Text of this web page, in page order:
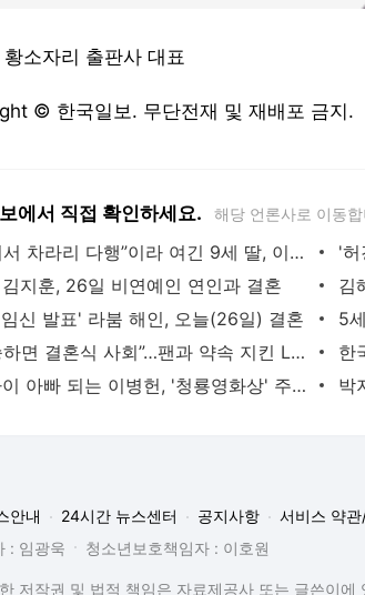
황소자리 출판사 대표
© 한국일보. 무단전재 및 재배포 금지.
에서 직접 확인하세요. 해당 언론사로 이동
“죽어서 차라리 다행”이라 여긴 9세 딸, 이스라엘 아버지 품에 다시 안겼다
지훈, 26일 비연예인 연인과 결혼
신 발표' 라붐 해인, 오늘(26일) 결혼
“우승하면 결혼식 사회”…팬과 약속 지킨 LG 오지환
두 아이 아빠 되는 이병헌, '청룡영화상' 주연상…이민정 언급
안내 24시간 뉴스센터 공지사항
서비스 약관
: 임광욱
청소년보호책임자 : 이호원
저작권 및 법적 책임은 자료제공사 또는 글쓴이